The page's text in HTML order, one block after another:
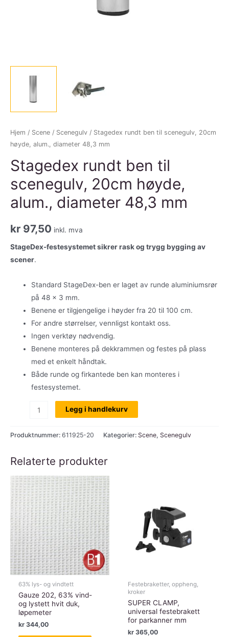
Hjem / Scene / Scenegulv / Stagedex rundt ben til scenegulv, 20cm
høyde, alum., diameter 48,3 mm
Stagedex rundt ben til
scenegulv, 20cm høyde,
alum., diameter 48,3 mm
kr 97,50 inkl. mva
StageDex-festesystemet sikrer rask og trygg bygging av
scener.
Standard StageDex-ben er laget av runde aluminiumsrør
på 48 x 3 mm.
Benene er tilgjengelige i høyder fra 20 til 100 cm.
For andre størrelser, vennligst kontakt oss.
Ingen verktøy nødvendig.
Benene monteres på dekkrammen og festes på plass
med et enkelt håndtak.
Både runde og firkantede ben kan monteres i
festesystemet.
Stagedex
ben
scenegulv,
høyde,
alum.,
diameter
48,3
mm
antall
Legg i handlekurv
Produktnummer: 611925-20 Kategorier: Scene, Scenegulv
Relaterte produkter
63% lys- og vindtett
Gauze 202, 63% vind-
og lystett hvit duk,
løpemeter
kr 344,00
Festebraketter, oppheng,
kroker
SUPER CLAMP,
universal festebrakett
for parkanner mm
kr 365,00